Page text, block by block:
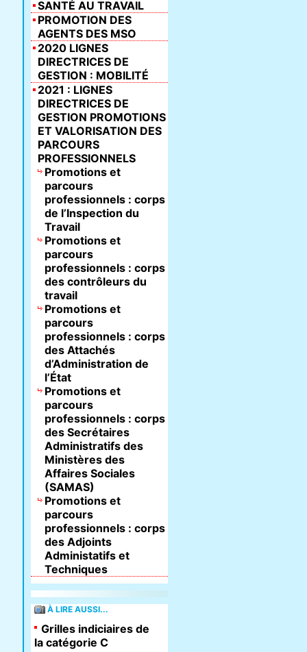
SANTÉ AU TRAVAIL
PROMOTION DES
AGENTS DES MSO
2020 LIGNES
DIRECTRICES DE
GESTION : MOBILITÉ
2021 : LIGNES
DIRECTRICES DE
GESTION PROMOTIONS
ET VALORISATION DES
PARCOURS
PROFESSIONNELS
Promotions et
parcours
professionnels : corps
de l’Inspection du
Travail
Promotions et
parcours
professionnels : corps
des contrôleurs du
travail
Promotions et
parcours
professionnels : corps
des Attachés
d’Administration de
l’État
Promotions et
parcours
professionnels : corps
des Secrétaires
Administratifs des
Ministères des
Affaires Sociales
(SAMAS)
Promotions et
parcours
professionnels : corps
des Adjoints
Administatifs et
Techniques
À LIRE AUSSI...
Grilles indiciaires de
la catégorie C